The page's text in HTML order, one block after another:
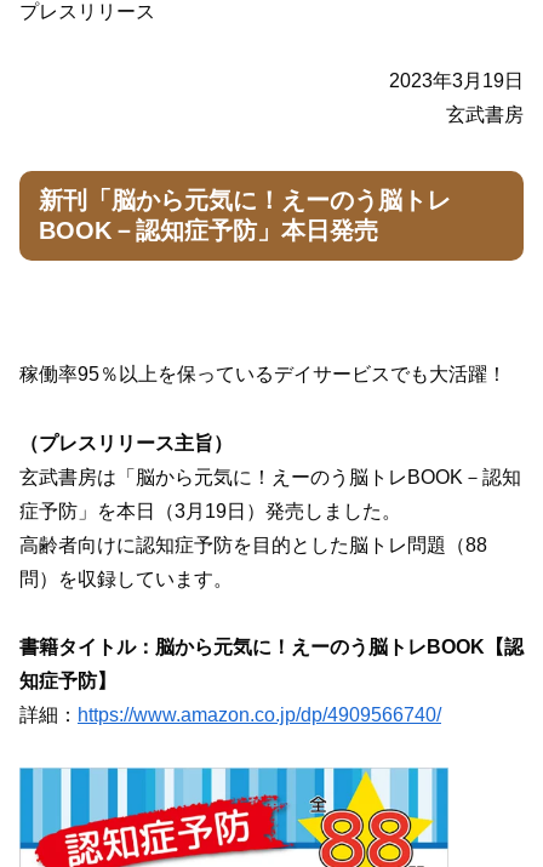
プレスリリース
2023年3月19日
玄武書房
新刊「脳から元気に！えーのう脳トレ
BOOK－認知症予防」本日発売
稼働率95％以上を保っているデイサービスでも大活躍！
（プレスリリース主旨）
玄武書房は「脳から元気に！えーのう脳トレBOOK－認知
症予防」を本日（3月19日）発売しました。
高齢者向けに認知症予防を目的とした脳トレ問題（88
問）を収録しています。
書籍タイトル：脳から元気に！えーのう脳トレBOOK【認
知症予防】
詳細： https://www.amazon.co.jp/dp/4909566740/